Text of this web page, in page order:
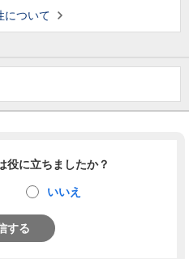
について
役に立ちましたか？
いいえ
する